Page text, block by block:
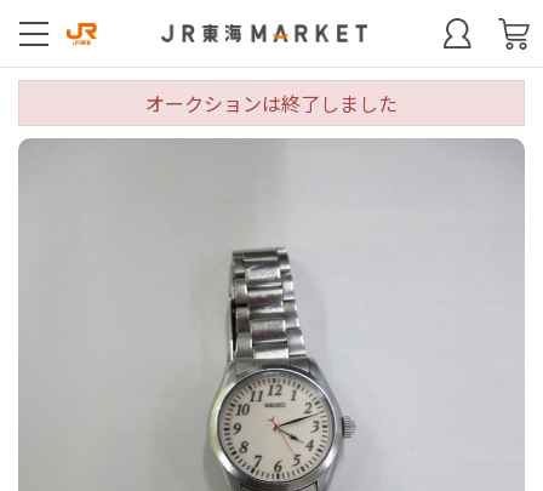
オークションは終了しました